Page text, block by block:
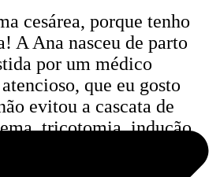
cesárea, porque tenho
A Ana nasceu de parto
por um médico
que eu gosto
evitou a cascata de
tricotomia, indução
sintética…